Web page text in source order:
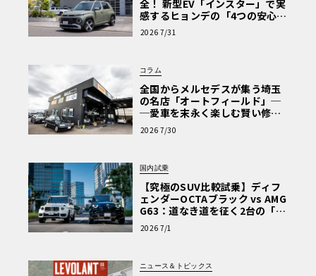
全！ 新型EV「インスター」で実
感するヒョンデの「4つの安心」
【第1回・ヒョンデ6つの疑問：
Why? Hyundai?】〈PR〉
2026 7/31
コラム
全国からメルセデスが集う埼玉
の名店「オートフィールド」─
─愛車を末永く楽しむ賢い修理
術と、プロがフックス製オイル
を選ぶ理由〈PR〉
2026 7/30
国内試乗
【究極のSUV比較試乗】ディフ
ェンダーOCTAブラック vs AMG
G63：道なき道を征く2台の「対
極的アプローチ」
2026 7/1
ニュース＆トピックス